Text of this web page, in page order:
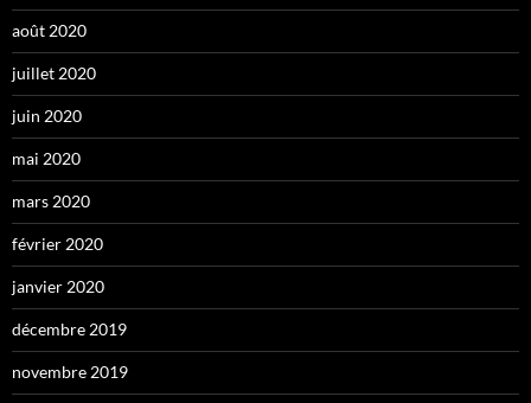
août 2020
juillet 2020
juin 2020
mai 2020
mars 2020
février 2020
janvier 2020
décembre 2019
novembre 2019